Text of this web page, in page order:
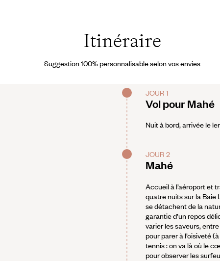
Itinéraire
Suggestion 100% personnalisable selon vos envies
JOUR 1
Vol pour Mahé
Nuit à bord, arrivée le
JOUR 2
Mahé
Accueil à l’aéroport et
quatre nuits sur la Baie
se détachent de la
garantie d’un repos
varier les saveurs,
pour parer à l’oisiveté
tennis : on va là où le
pour observer les